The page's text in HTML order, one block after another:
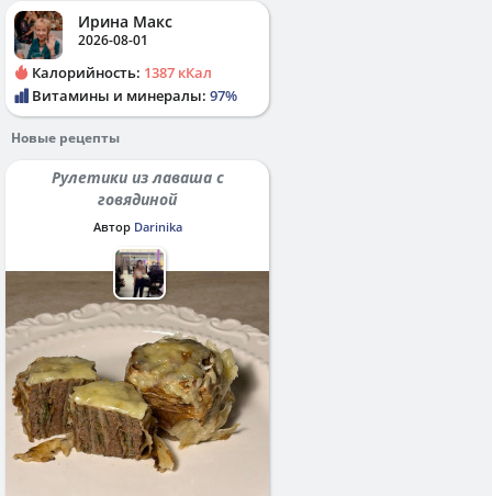
Ирина Макс
2026-08-01
Калорийность: 1387 кКал
Витамины и минералы: 97%
Новые рецепты
Рулетики из лаваша с
говядиной
Автор Darinika